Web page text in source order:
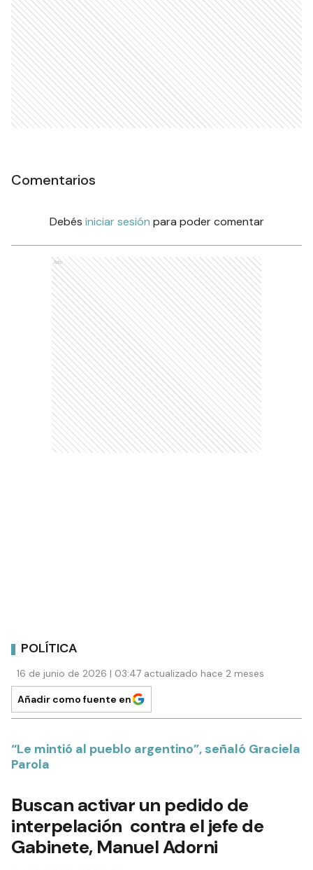
Comentarios
Debés iniciar sesión para poder comentar
Ads
POLÍTICA
16 de junio de 2026 | 03:47 actualizado hace 2 meses
Añadir como fuente en
“Le mintió al pueblo argentino”, señaló Graciela
Parola
Buscan activar un pedido de
interpelación contra el jefe de
Gabinete, Manuel Adorni